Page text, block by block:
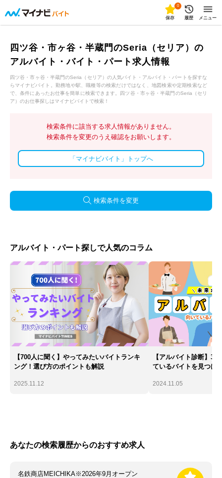
0
保存 履歴 メニュー
四ツ谷・市ヶ谷・半蔵門のSeria（セリア）の
アルバイト・バイト・パート求人情報
四ツ谷・市ヶ谷・半蔵門のSeria（セリア）の人気バイト・アルバイト・パートを探すな
らマイナビバイト。勤務地や駅、職種等の検索だけではなく、地図検索や定期検索など
で、条件にあったお仕事を簡単に検索できます。四ツ谷・市ヶ谷・半蔵門のSeria（セリ
ア）のお仕事探しはマイナビバイトで検索！
検索条件に該当する求人情報がありません。
検索条件を変更のうえ確認をお願いします。
「マイナビバイト」トップへ
検索条件を変更
アルバイト・パート探しで人気のコラム
【700人に聞く】やってみたいバイトランキ
ング！選び方のポイントも解説
2025.11.12
【アルバイト診断】
ているバイトを見つけ
2024.11.05
あなたの検索履歴からのおすすめ求人
名鉄商店MEICHIKA※2026年9月オープン